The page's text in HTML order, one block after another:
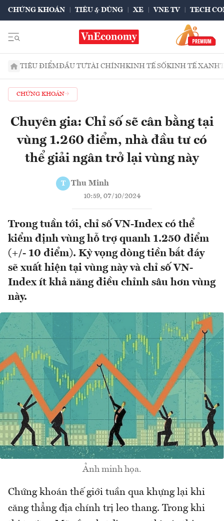
CHỨNG KHOÁN TIÊU & DÙNG XE VNE TV TECH
TIÊU ĐIỂMĐẦU TƯTÀI CHÍNHKINH TẾ SỐKINH TẾ XANH
CHỨNG KHOÁN
Chuyên gia: Chỉ số sẽ cân bằng tại
vùng 1.260 điểm, nhà đầu tư có
thể giải ngân trở lại vùng này
T Thu Minh
10:59, 07/10/2024
Trong tuần tới, chỉ số VN-Index có thể
kiểm định vùng hỗ trợ quanh 1.250 điểm
(+/- 10 điểm). Kỳ vọng dòng tiền bắt đáy
sẽ xuất hiện tại vùng này và chỉ số VN-
Index ít khả năng điều chỉnh sâu hơn vùng
này.
Ảnh minh họa.
Chứng khoán thế giới tuần qua khựng lại khi
căng thẳng địa chính trị leo thang. Trong khi